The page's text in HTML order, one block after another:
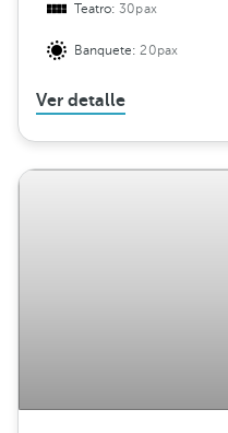
Teatro:30pax
Banquete:20pax
Ver detalle